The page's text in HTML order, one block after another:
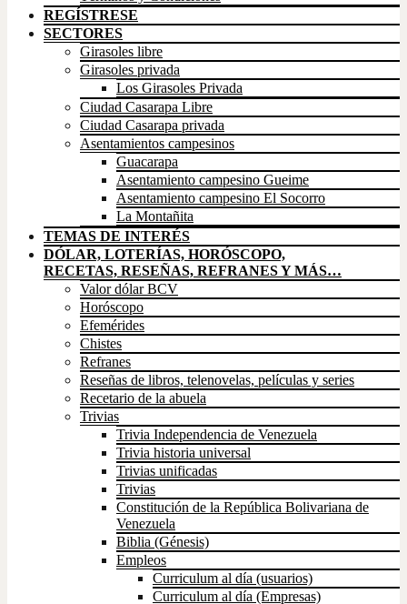
REGÍSTRESE
SECTORES
Girasoles libre
Girasoles privada
Los Girasoles Privada
Ciudad Casarapa Libre
Ciudad Casarapa privada
Asentamientos campesinos
Guacarapa
Asentamiento campesino Gueime
Asentamiento campesino El Socorro
La Montañita
TEMAS DE INTERÉS
DÓLAR, LOTERÍAS, HORÓSCOPO,
RECETAS, RESEÑAS, REFRANES Y MÁS…
Valor dólar BCV
Horóscopo
Efemérides
Chistes
Refranes
Reseñas de libros, telenovelas, películas y series
Recetario de la abuela
Trivias
Trivia Independencia de Venezuela
Trivia historia universal
Trivias unificadas
Trivias
Constitución de la República Bolivariana de
Venezuela
Biblia (Génesis)
Empleos
Curriculum al día (usuarios)
Curriculum al día (Empresas)